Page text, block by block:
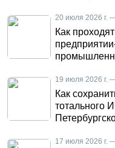
20 июля 2026 г.
Как
19 июля 2026 г.
Как
тотального
17 июля 2026 г.